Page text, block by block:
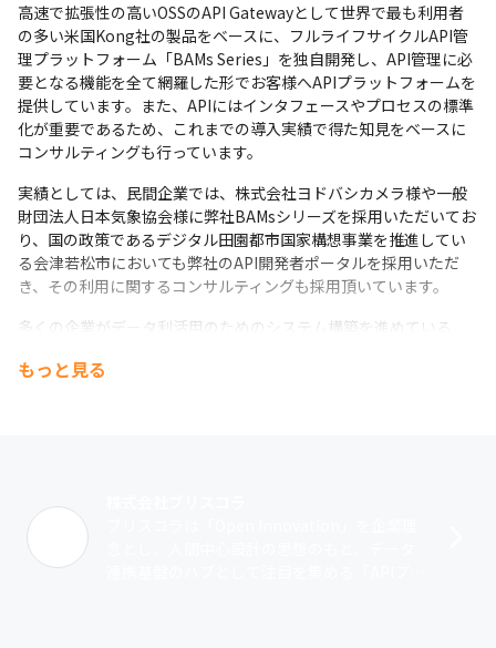
高速で拡張性の高いOSSのAPI Gatewayとして世界で最も利用者
の多い米国Kong社の製品をベースに、フルライフサイクルAPI管
理プラットフォーム「BAMs Series」を独自開発し、API管理に必
要となる機能を全て網羅した形でお客様へAPIプラットフォームを
提供しています。また、APIにはインタフェースやプロセスの標準
化が重要であるため、これまでの導入実績で得た知見をベースに
コンサルティングも行っています。
実績としては、民間企業では、株式会社ヨドバシカメラ様や一般
財団法人日本気象協会様に弊社BAMsシリーズを採用いただいてお
り、国の政策であるデジタル田園都市国家構想事業を推進してい
る会津若松市においても弊社のAPI開発者ポータルを採用いただ
き、その利用に関するコンサルティングも採用頂いています。
多くの企業がデータ利活用のためのシステム構築を進めている
立以来、増収増益を達成しています。今後、APIプラットフォーム
もっと見る